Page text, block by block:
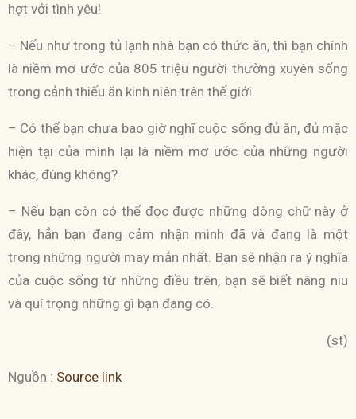
hợt với tình yêu!
– Nếu như trong tủ lạnh nhà bạn có thức ăn, thì bạn chính
là niềm mơ ước của 805 triệu người thường xuyên sống
trong cảnh thiếu ăn kinh niên trên thế giới.
– Có thể bạn chưa bao giờ nghĩ cuộc sống đủ ăn, đủ mặc
hiện tại của mình lại là niềm mơ ước của những người
khác, đúng không?
– Nếu bạn còn có thể đọc được những dòng chữ này ở
đây, hẳn bạn đang cảm nhận mình đã và đang là một
trong những người may mắn nhất. Bạn sẽ nhận ra ý nghĩa
của cuộc sống từ những điều trên, bạn sẽ biết nâng niu
và quí trọng những gì bạn đang có.
(st)
Nguồn : Source link